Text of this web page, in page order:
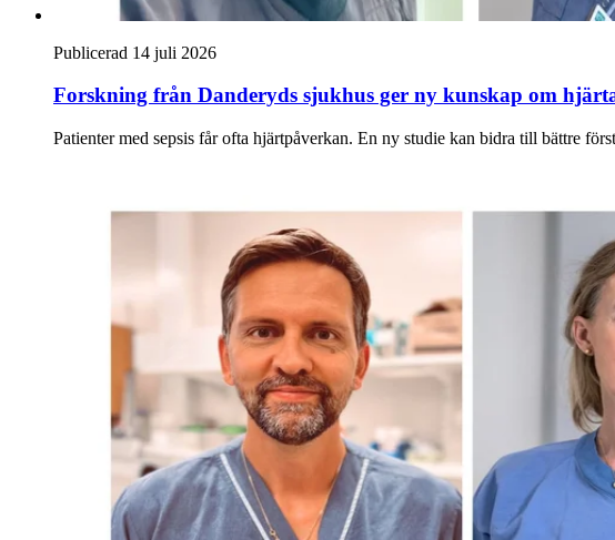
Publicerad 14 juli 2026
Forskning från Danderyds sjukhus ger ny kunskap om
Patienter med sepsis får ofta hjärtpåverkan. En ny studie kan bidra till bättre